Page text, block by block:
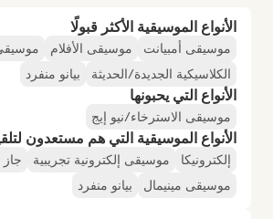
الأنواع الموسيقية الأكثر قبولًا
موسيقى أمبيانت موسيقى الأفلام
الكلاسيكية الجديدة/الحديثة
بيانو منفرد
الأنواع التي يحبونها
موسيقى الاسترخاء/نيو إيج
الأنواع الموسيقية التي هم مستعدون
إلكترونيكا موسيقى إلكترونية تجريبية
موسيقى مينيمال
بيانو منفرد